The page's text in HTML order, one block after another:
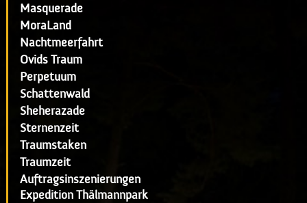
Masquerade
MoraLand
Nachtmeerfahrt
Ovids Traum
Perpetuum
Schattenwald
Sheherazade
Sternenzeit
Traumstaken
Traumzeit
Auftragsinszenierungen
Expedition Thälmannpark